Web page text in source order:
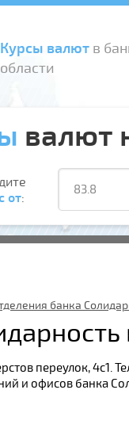
Курсы валютв
области
валют
от:
банка
переулок,
и офисов банка